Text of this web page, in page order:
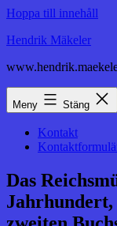
Hoppa till innehåll
Hendrik Mäkeler
Meny Stäng
Kontakt
Das
Jahrhundert,